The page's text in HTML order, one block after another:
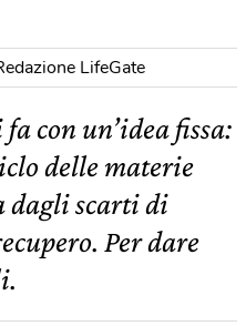
LifeGate
con un’idea fissa:
delle materie
dagli scarti di
Per dare